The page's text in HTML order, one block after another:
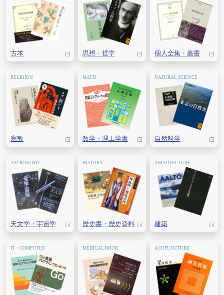
古本 思想・ 哲学 個人全集・ 叢書
宗教 数学・ 理工学書 自然科学
天文学・ 宇宙学 歴史書・ 歴史資料 建築